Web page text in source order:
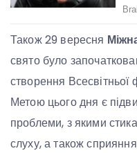
Також 29 вересня
свято було
створення Всесвітньої
Метою цього дня є
проблеми, з якими
слуху, а також сприяння